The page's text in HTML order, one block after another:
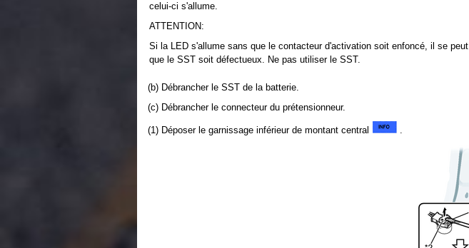
celui-ci s'allume.
ATTENTION:
Si la LED s'allume sans que le contacteur d'activation soit enfoncé, il se peut
que le SST soit défectueux. Ne pas utiliser le SST.
(b) Débrancher le SST de la batterie.
(c) Débrancher le connecteur du prétensionneur.
(1) Déposer le garnissage inférieur de montant central .